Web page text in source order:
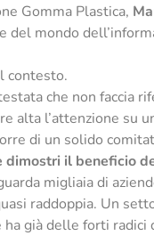
Gomma Plastica,
mondo
contesto.
che non faccia
alta l’attenzione su
di un solido
dimostri il beneficio
migliaia di
raddoppia. Un
già delle forti radici